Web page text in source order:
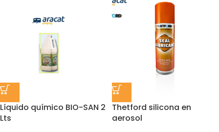
Líquido químico BIO-SAN 2
Lts
Thetford silicona en
aerosol